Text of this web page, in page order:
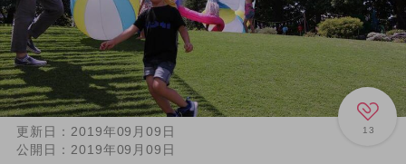
13
更新日： 2019年09月09日
公開日： 2019年09月09日